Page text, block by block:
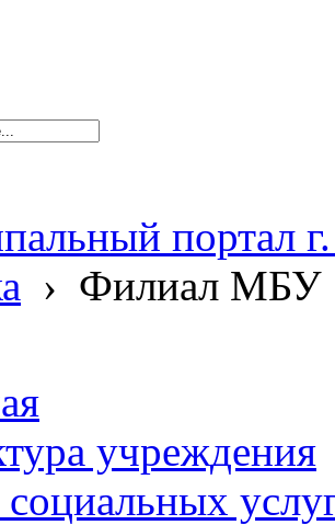
портал
› Филиал МБУ
учреждения